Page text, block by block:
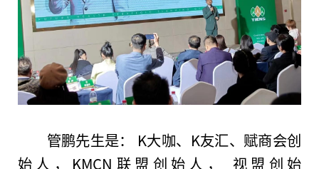
管鹏先生是： K大咖、K友汇、赋商会创
始人，KMCN联盟创始人， 视盟创始